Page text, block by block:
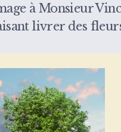
à Monsieur
livrer des